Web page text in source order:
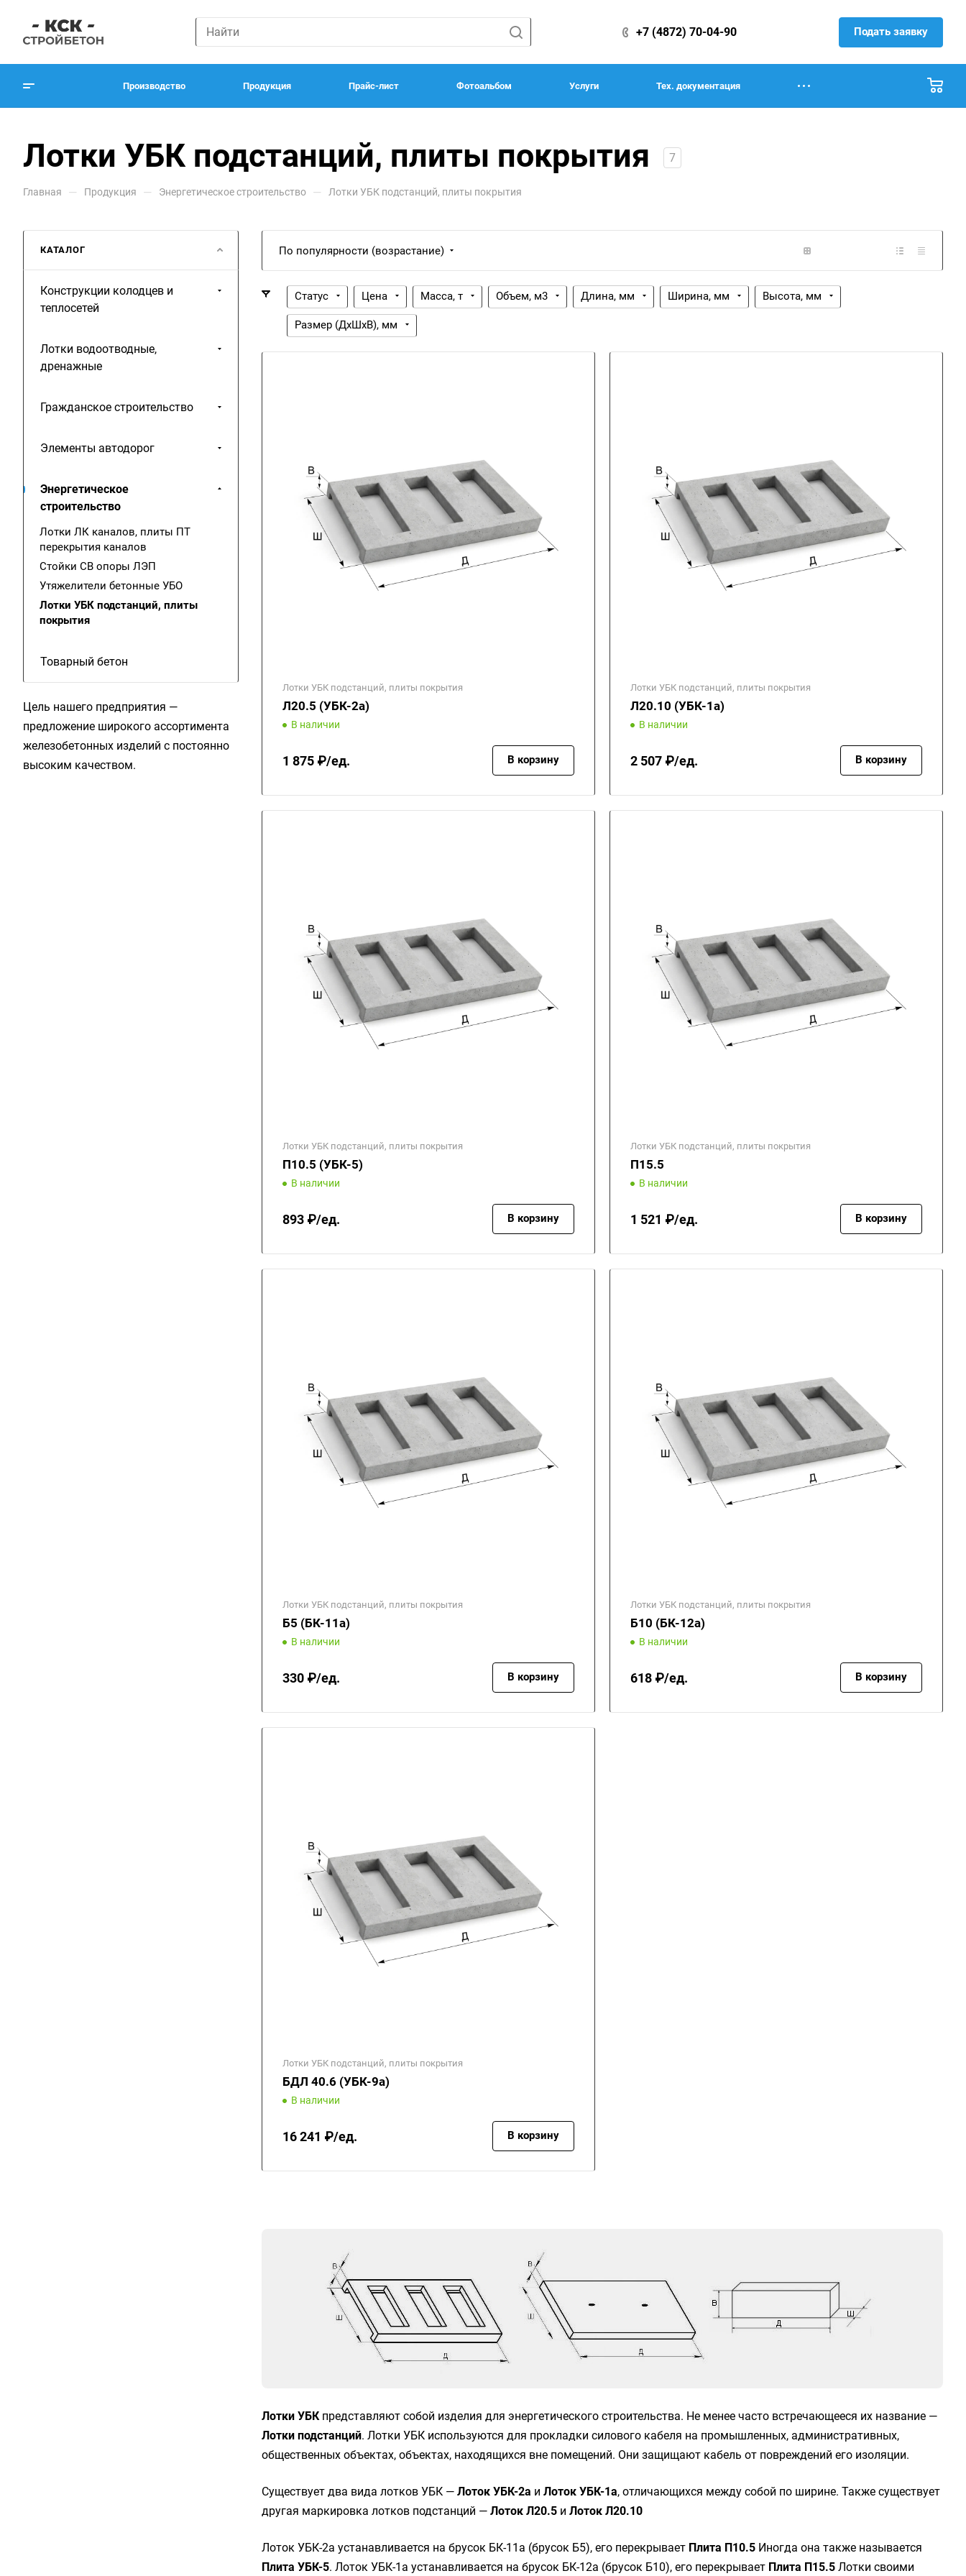
+7 (4872) 70-04-90 Подать заявку
Производство Продукция Прайс-лист Фотоальбом Услуги Тех. документация
Лотки УБК подстанций, плиты покрытия 7
Главная — Продукция — Энергетическое строительство — Лотки УБК подстанций, плиты покрытия
По популярности (возрастание)
Статус Цена Масса, т Объем, м3 Длина, мм Ширина, мм Высота, мм
Размер (ДхШхВ), мм
Лотки УБК подстанций, плиты покрытия
Л20.5 (УБК-2а)
В наличии
1 875 ₽/ед. В корзину
Лотки УБК подстанций, плиты покрытия
Л20.10 (УБК-1а)
В наличии
2 507 ₽/ед. В корзину
Лотки УБК подстанций, плиты покрытия
П10.5 (УБК-5)
В наличии
893 ₽/ед. В корзину
Лотки УБК подстанций, плиты покрытия
П15.5
В наличии
1 521 ₽/ед. В корзину
Лотки УБК подстанций, плиты покрытия
Б5 (БК-11а)
В наличии
330 ₽/ед. В корзину
Лотки УБК подстанций, плиты покрытия
Б10 (БК-12а)
В наличии
618 ₽/ед. В корзину
Лотки УБК подстанций, плиты покрытия
БДЛ 40.6 (УБК-9а)
В наличии
16 241 ₽/ед. В корзину
Лотки УБКпредставляют собой изделия для энергетического строительства. Не менее часто встречающееся их название —
Лотки подстанций. Лотки УБК используются для прокладки силового кабеля на промышленных, административных,
общественных объектах, объектах, находящихся вне помещений. Они защищают кабель от повреждений его изоляции.
Существует два вида лотков УБК — Лоток УБК-2а и Лоток УБК-1а, отличающихся между собой по ширине. Также существует
другая маркировка лотков подстанций — Лоток Л20.5 и Лоток Л20.10
Лоток УБК-2а устанавливается на брусок БК-11а (брусок Б5), его перекрывает Плита П10.5 Иногда она также называется
Плита УБК-5. Лоток УБК-1а устанавливается на брусок БК-12а (брусок Б10), его перекрывает Плита П15.5 Лотки своими
КАТАЛОГ
Конструкции колодцев и
теплосетей
Лотки водоотводные,
дренажные
Гражданское строительство
Элементы автодорог
Энергетическое
строительство
Лотки ЛК каналов, плиты ПТ
перекрытия каналов
Стойки СВ опоры ЛЭП
Утяжелители бетонные УБО
Лотки УБК подстанций, плиты
покрытия
Товарный бетон
Цель нашего предприятия —
предложение широкого ассортимента
железобетонных изделий с постоянно
высоким качеством.